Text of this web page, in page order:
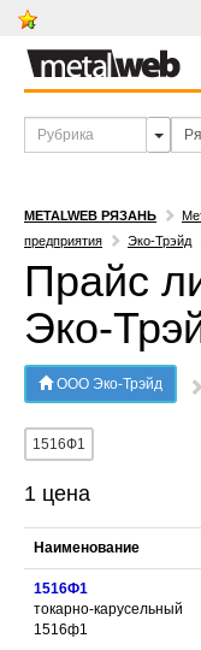
METALWEB РЯЗАНЬ
предприятия
Эко-Трэйд
Прайс
Эко-
ООО Эко-Трэйд
1516Ф1
1 цена
Наименование
1516Ф1
токарно-карусельный
1516ф1